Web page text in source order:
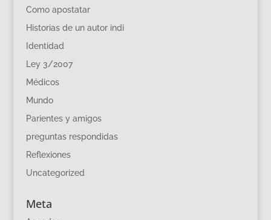
Como apostatar
Historias de un autor indi
Identidad
Ley 3/2007
Médicos
Mundo
Parientes y amigos
preguntas respondidas
Reflexiones
Uncategorized
Meta